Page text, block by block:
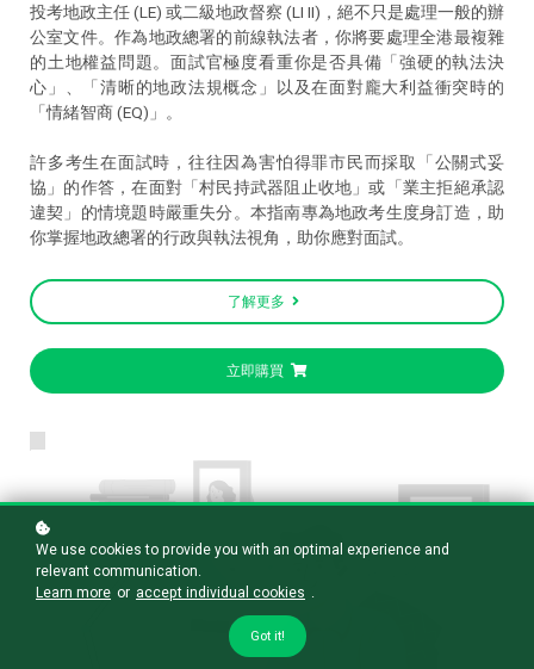
投考地政主任 (LE) 或二級地政督察 (LI II)，絕不只是處理一般的辦
公室文件。作為地政總署的前線執法者，你將要處理全港最複雜
的土地權益問題。面試官極度看重你是否具備「強硬的執法決
心」、「清晰的地政法規概念」以及在面對龐大利益衝突時的
「情緒智商 (EQ)」。
許多考生在面試時，往往因為害怕得罪市民而採取「公關式妥
協」的作答，在面對「村民持武器阻止收地」或「業主拒絕承認
違契」的情境題時嚴重失分。本指南專為地政考生度身訂造，助
你掌握地政總署的行政與執法視角，助你應對面試。
了解更多
立即購買
We use cookies to provide you with an optimal experience and
relevant communication.
Learn more or accept individual cookies .
Got it!